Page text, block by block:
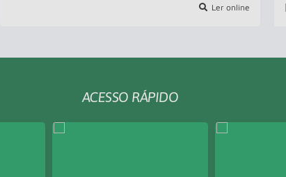
Ler online
ACESSO RÁPIDO